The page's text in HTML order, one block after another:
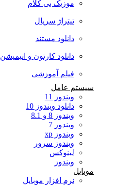
موزیک بی کلام
تیتراژ سریال
دانلود مستند
دانلود کارتون و انیمیشن
فیلم آموزشی
سیستم عامل
ویندوز 11
دانلود ویندوز 10
ویندوز 8 و 8.1
ویندوز 7
ویندوز xp
ویندوز سرور
لینوکس
ویندوز
موبایل
نرم افزار موبایل